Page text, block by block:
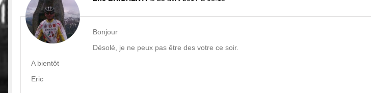
Bonjour
Désolé, je ne peux pas être des votre ce soir.
A bientôt
Eric